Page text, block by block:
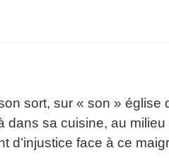
sort, sur « son » église
dans sa cuisine, au
d’injustice face à ce